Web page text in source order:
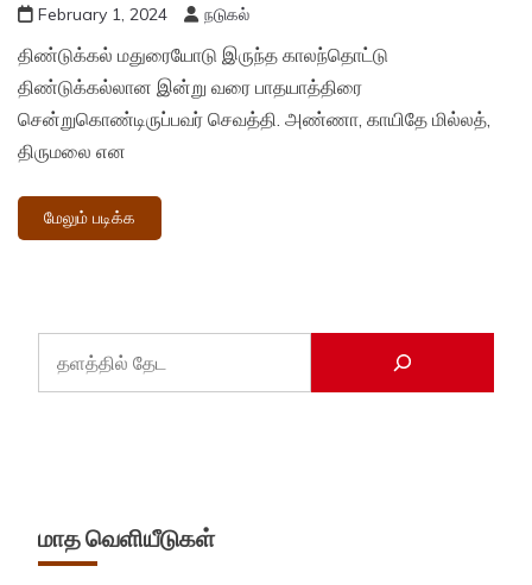
February 1, 2024 நடுகல்
திண்டுக்கல் மதுரையோடு இருந்த காலந்தொட்டு
திண்டுக்கல்லான இன்று வரை பாதயாத்திரை
சென்றுகொண்டிருப்பவர் செவத்தி. அண்ணா, காயிதே மில்லத்,
திருமலை என
மேலும் படிக்க
மாத வெளியீடுகள்